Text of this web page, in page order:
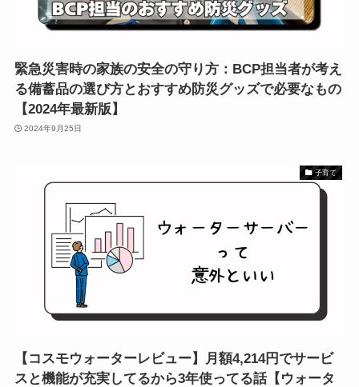
緊急災害時の家族の安全の守り方：BCP担当者が考え
る備蓄品の選び方とおすすめ防災グッズで必要なもの
【2024年最新版】
2024年9月25日
子育て
【コスモウォーターレビュー】月額4,214円でサービ
スと機能が充実してるから3年使ってる話【ウォータ